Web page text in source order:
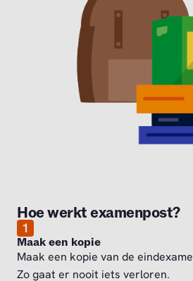
Hoe werkt examenpost?
1
Maak een kopie
Maak een kopie van de
Zo gaat er nooit iets verloren.